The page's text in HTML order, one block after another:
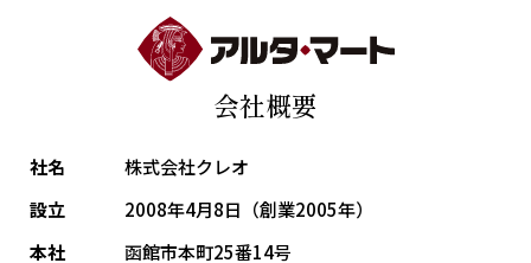
会社概要
社名
株式会社クレオ
設立
2008年4月8日（創業2005年）
本社
函館市本町25番14号